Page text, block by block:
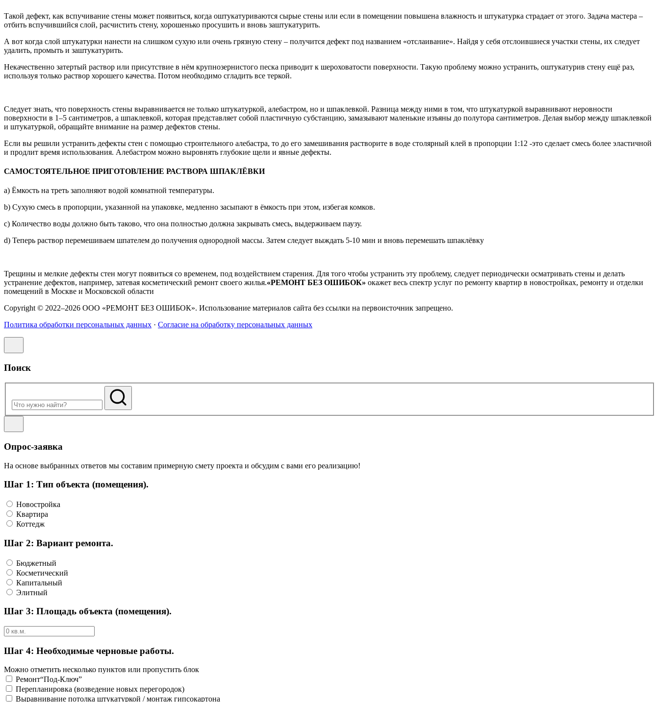
Такой дефект, как вспучивание стены может появиться, когда оштукатуриваются сырые стены или если в помещении повышена влажность и штукатурка страдает от этого. Задача мастера –
отбить вспучившийся слой, расчистить стену, хорошенько просушить и вновь заштукатурить.
А вот когда слой штукатурки нанести на слишком сухую или очень грязную стену – получится дефект под названием «отслаивание». Найдя у себя отслоившиеся участки стены, их следует
удалить, промыть и заштукатурить.
Некачественно затертый раствор или присутствие в нём крупнозернистого песка приводит к шероховатости поверхности. Такую проблему можно устранить, оштукатурив стену ещё раз,
используя только раствор хорошего качества. Потом необходимо сгладить все теркой.
Следует знать, что поверхность стены выравнивается не только штукатуркой, алебастром, но и шпаклевкой. Разница между ними в том, что штукатуркой выравнивают неровности
поверхности в 1–5 сантиметров, а шпаклевкой, которая представляет собой пластичную субстанцию, замазывают маленькие изъяны до полутора сантиметров. Делая выбор между шпаклевкой
и штукатуркой, обращайте внимание на размер дефектов стены.
Если вы решили устранить дефекты стен с помощью строительного алебастра, то до его замешивания растворите в воде столярный клей в пропорции 1:12 -это сделает смесь более эластичной
и продлит время использования. Алебастром можно выровнять глубокие щели и явные дефекты.
САМОСТОЯТЕЛЬНОЕ ПРИГОТОВЛЕНИЕ РАСТВОРА ШПАКЛЁВКИ
a) Ёмкость на треть заполняют водой комнатной температуры.
b) Сухую смесь в пропорции, указанной на упаковке, медленно засыпают в ёмкость при этом, избегая комков.
c) Количество воды должно быть таково, что она полностью должна закрывать смесь, выдерживаем паузу.
d) Теперь раствор перемешиваем шпателем до получения однородной массы. Затем следует выждать 5-10 мин и вновь перемешать шпаклёвку
Трещины и мелкие дефекты стен могут появиться со временем, под воздействием старения. Для того чтобы устранить эту проблему, следует периодически осматривать стены и делать
устранение дефектов, например, затевая косметический ремонт своего жилья.«РЕМОНТ БЕЗ ОШИБОК» окажет весь спектр услуг по ремонту квартир в новостройках, ремонту и отделки
помещений в Москве и Московской области
Copyright © 2022–2026 ООО «РЕМОНТ БЕЗ ОШИБОК». Использование материалов сайта без ссылки на первоисточник запрещено.
Политика обработки персональных данных · Согласие на обработку персональных данных
Поиск
Опрос-заявка
На основе выбранных ответов мы составим примерную смету проекта и обсудим с вами его реализацию!
Шаг 1: Тип объекта (помещения).
Новостройка
Квартира
Коттедж
Шаг 2: Вариант ремонта.
Бюджетный
Косметический
Капитальный
Элитный
Шаг 3: Площадь объекта (помещения).
Шаг 4: Необходимые черновые работы.
Можно отметить несколько пунктов или пропустить блок
Ремонт“Под-Ключ”
Перепланировка (возведение новых перегородок)
Выравнивание потолка штукатуркой / монтаж гипсокартона